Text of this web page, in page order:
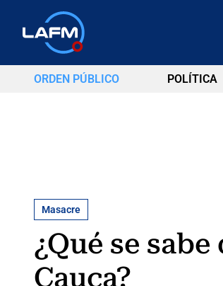
ORDEN PÚBLICO POLÍTICA
Masacre
¿Qué se
Cauca?